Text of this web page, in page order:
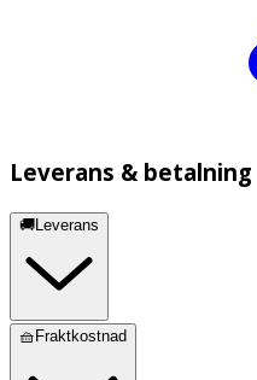
Leverans & betalning
🚚Leverans
🧺Fraktkostnad